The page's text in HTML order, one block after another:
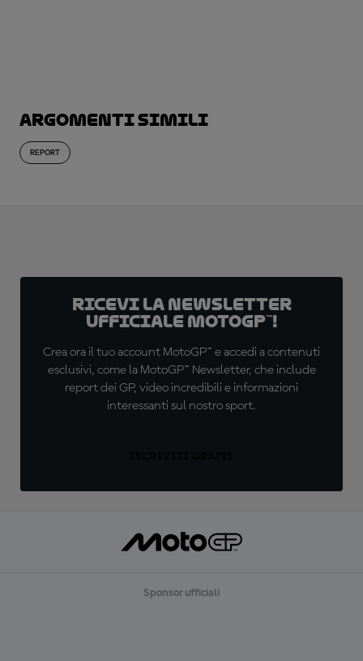
Argomenti simili
REPORT
Ricevi la newsletter
ufficiale MotoGP™!
Crea ora il tuo account MotoGP™ e accedi a contenuti
esclusivi, come la MotoGP™ Newsletter, che include
report dei GP, video incredibili e informazioni
interessanti sul nostro sport.
Sponsor ufficiali